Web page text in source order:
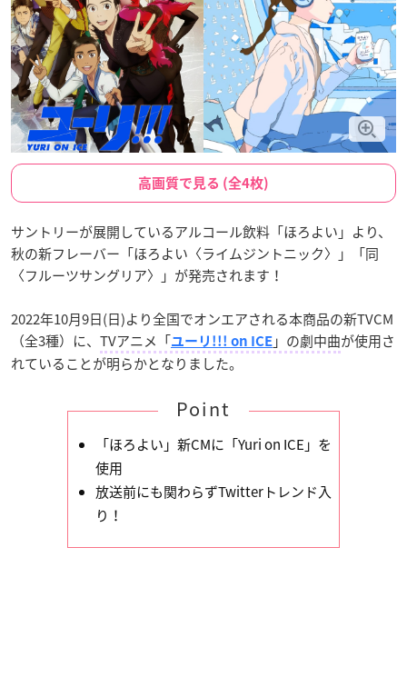
高画質で見る (全4枚)
サントリーが展開しているアルコール飲料「ほろよい」より、
秋の新フレーバー「ほろよい〈ライムジントニック〉」「同
〈フルーツサングリア〉」が発売されます！
2022年10月9日(日)より全国でオンエアされる本商品の新TVCM
（全3種）に、 TVアニメ「ユーリ!!! on ICE 」の劇中曲が使用さ
れていることが明らかとなりました。
Point
「ほろよい」新CMに「Yuri on ICE」を
使用
放送前にも関わらずTwitterトレンド入
り！